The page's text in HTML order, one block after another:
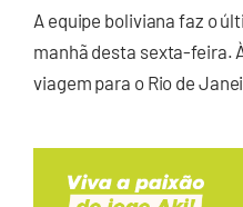
A equipe boliviana faz o
manhã desta sexta-feira.
viagem para o Rio de